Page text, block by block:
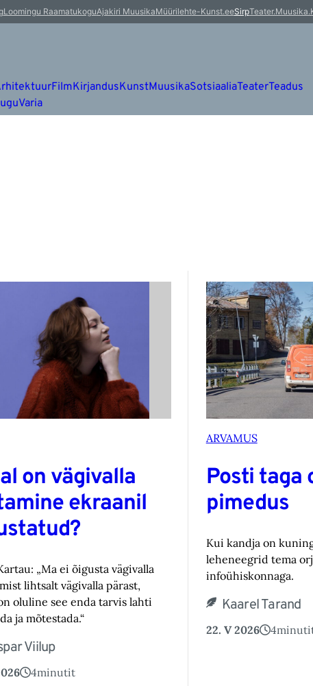
Loomingu RaamatukoguAjakiri MuusikaMüürilehte-Kunst.eeSirp
FilmKirjandusKunstMuusikaSotsiaaliaTeaterTeadus
Varia
on vägivalla
ekraanil
„Ma ei õigusta vägivalla
lihtsalt vägivalla pärast,
oluline see enda tarvis lahti
ja mõtestada.“
Viilup
4minutit
ARVAMUS
Posti taga
pimedus
Kui kandja on
leheneegrid tema
infoühiskonnaga.
Kaarel Tarand
22. V 2026 4